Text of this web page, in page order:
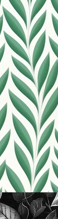
ブ制作を導くた
エイター、企業
100万人以上が
Freepik